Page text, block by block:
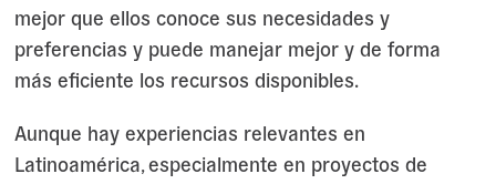
mejor que ellos conoce sus necesidades y
preferencias y puede manejar mejor y de forma
más eficiente los recursos disponibles.
Aunque hay experiencias relevantes en
Latinoamérica, especialmente en proyectos de